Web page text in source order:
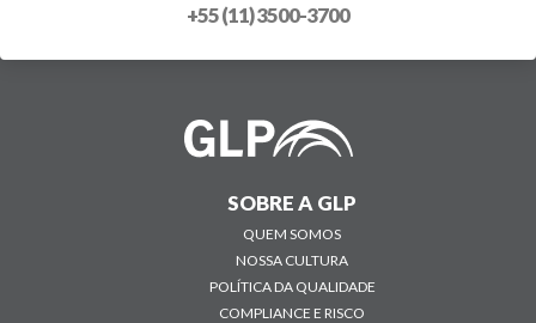
+55 (11) 3500-3700
SOBRE A GLP
QUEM SOMOS
NOSSA CULTURA
POLÍTICA DA QUALIDADE
COMPLIANCE E RISCO